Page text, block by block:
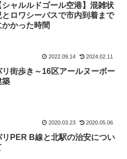
シャルルドゴール空港】混雑状
とロワシーバスで市内到着まで
かかった時間
2022.09.14 2024.02.11
リ街歩き～16区アールヌーボー
築
2020.03.23 2020.05.06
リPER B線と北駅の治安につい